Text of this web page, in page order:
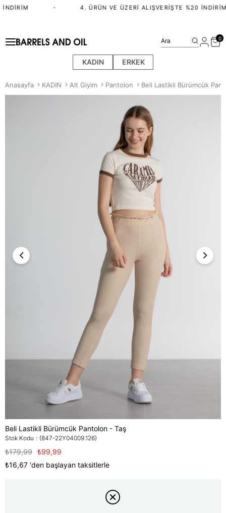
4. ÜRÜN VE ÜZERI ALIŞVERIŞTE %20 İNDIRIM
KADIN ERKEK
Ara 0
Anasayfa KADIN Alt Giyim Pantolon Beli Lastikli Bürümcük
Beli Lastikli Bürümcük Pantolon - Taş
Stok Kodu (847-22Y04009.126)
₺179,99 ₺99,99
₺16,67 'den başlayan taksitlerle